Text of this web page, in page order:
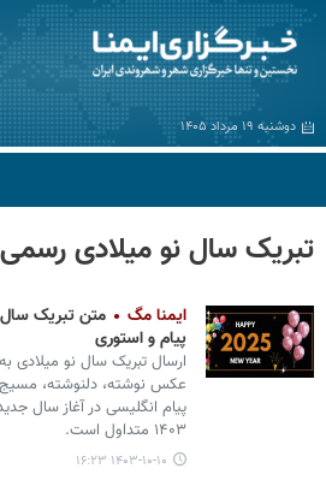
دوشنبه ۱۹ مرداد ۱۴۰۵
تبریک سال نو میلادی رسمی
ایمنا مگ
پیام و استوری
ارسال تبریک سال نو میلادی
عکس نوشته، دلنوشته،
۱۴۰۳ متداول است.
۱۴۰۳-۱۰-۱۰ ۱۶:۲۳